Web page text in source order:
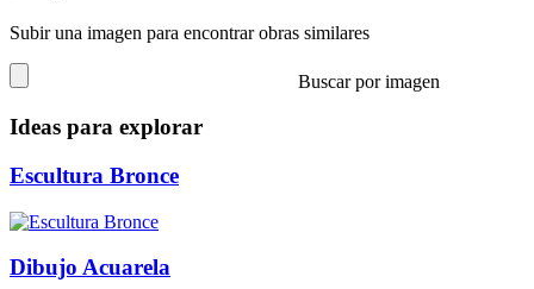
Subir una imagen para encontrar obras similares
Buscar por imagen
Ideas para explorar
Escultura Bronce
Dibujo Acuarela